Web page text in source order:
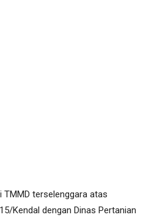
TMMD terselenggara atas
Kendal dengan Dinas Pertanian